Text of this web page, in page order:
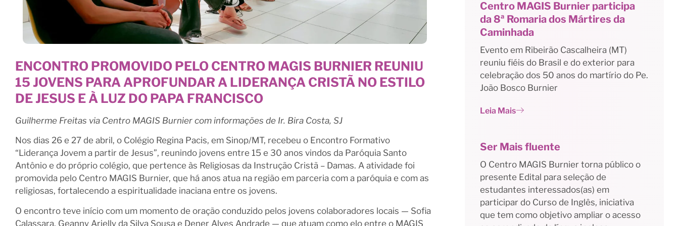
ENCONTRO PROMOVIDO PELO CENTRO MAGIS BURNIER REUNIU
15 JOVENS PARA APROFUNDAR A LIDERANÇA CRISTÃ NO ESTILO
DE JESUS E À LUZ DO PAPA FRANCISCO
Guilherme Freitas via Centro MAGIS Burnier com informações de Ir. Bira Costa, SJ
Nos dias 26 e 27 de abril, o Colégio Regina Pacis, em Sinop/MT, recebeu o Encontro Formativo
“Liderança Jovem a partir de Jesus”, reunindo jovens entre 15 e 30 anos vindos da Paróquia Santo
Antônio e do próprio colégio, que pertence às Religiosas da Instrução Cristã – Damas. A atividade foi
promovida pelo Centro MAGIS Burnier, que há anos atua na região em parceria com a paróquia e com as
religiosas, fortalecendo a espiritualidade inaciana entre os jovens.
O encontro teve início com um momento de oração conduzido pelos jovens colaboradores locais — Sofia
Calassara, Geanny Arielly da Silva Sousa e Dener Alves Andrade — que atuam como elo entre o MAGIS
Centro MAGIS Burnier participa
da 8ª Romaria dos Mártires da
Caminhada
Evento em Ribeirão Cascalheira (MT)
reuniu fiéis do Brasil e do exterior para
celebração dos 50 anos do martírio do Pe.
João Bosco Burnier
Leia Mais
Ser Mais fluente
O Centro MAGIS Burnier torna público o
presente Edital para seleção de
estudantes interessados(as) em
participar do Curso de Inglês, iniciativa
que tem como objetivo ampliar o acesso